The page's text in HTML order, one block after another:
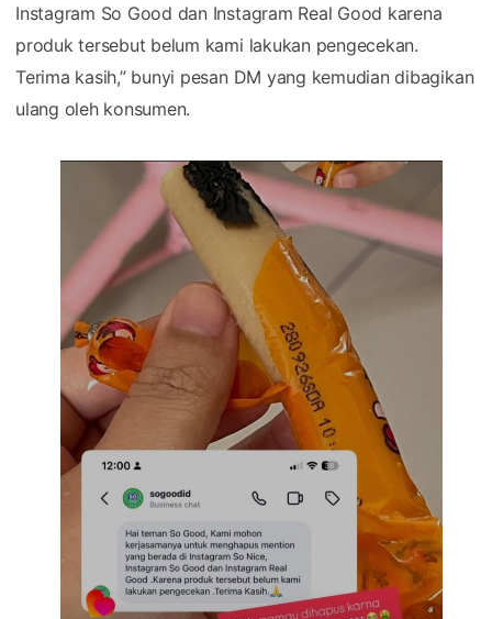
Instagram So Good dan Instagram Real Good karena
produk tersebut belum kami lakukan pengecekan.
Terima kasih,” bunyi pesan DM yang kemudian dibagikan
ulang oleh konsumen.